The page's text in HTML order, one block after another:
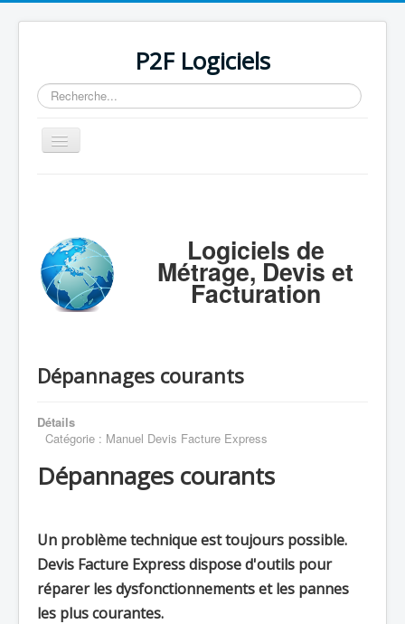
P2F Logiciels
Rechercher
Basculer
la
Support
Tarifs/Acheter
Contact / Mail / Liens
Logiciels de
Métrage, Devis et
Facturation
Dépannages courants
Détails
Catégorie : Manuel Devis Facture Express
Dépannages courants
Un problème technique est toujours possible.
Devis Facture Express dispose d'outils pour
réparer les dysfonctionnements et les pannes
les plus courantes.